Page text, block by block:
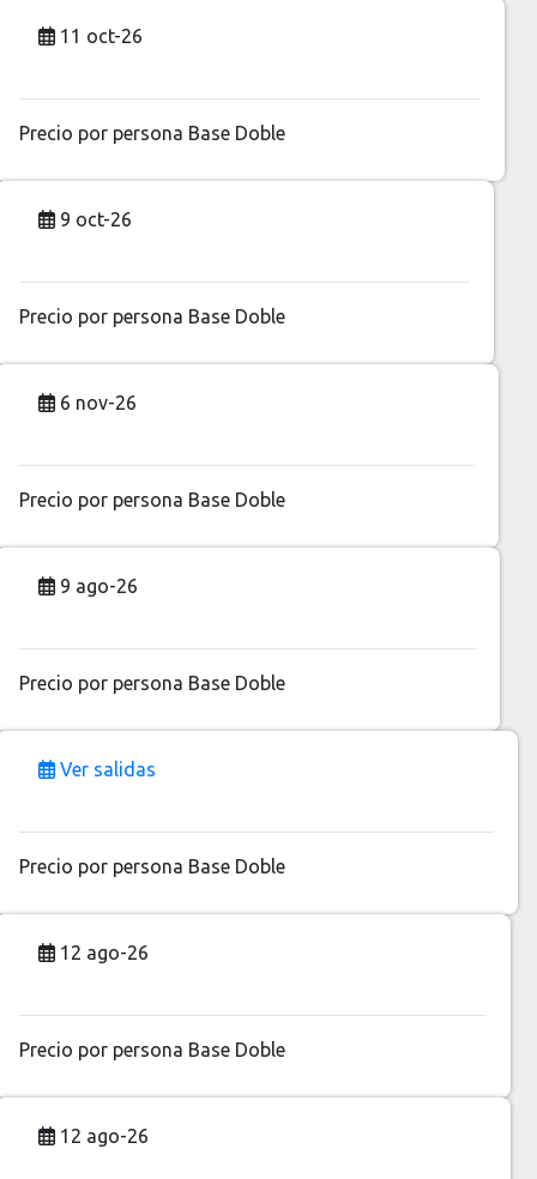
11 oct-26
Precio por persona Base Doble
9 oct-26
Precio por persona Base Doble
6 nov-26
Precio por persona Base Doble
9 ago-26
Precio por persona Base Doble
Ver salidas
Precio por persona Base Doble
12 ago-26
Precio por persona Base Doble
12 ago-26